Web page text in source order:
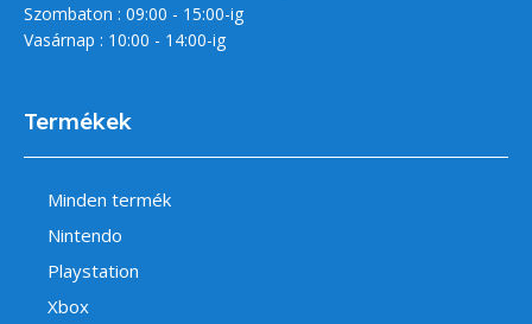
Szombaton : 09:00 - 15:00-ig
Vasárnap : 10:00 - 14:00-ig
Termékek
Minden termék
Nintendo
Playstation
Xbox